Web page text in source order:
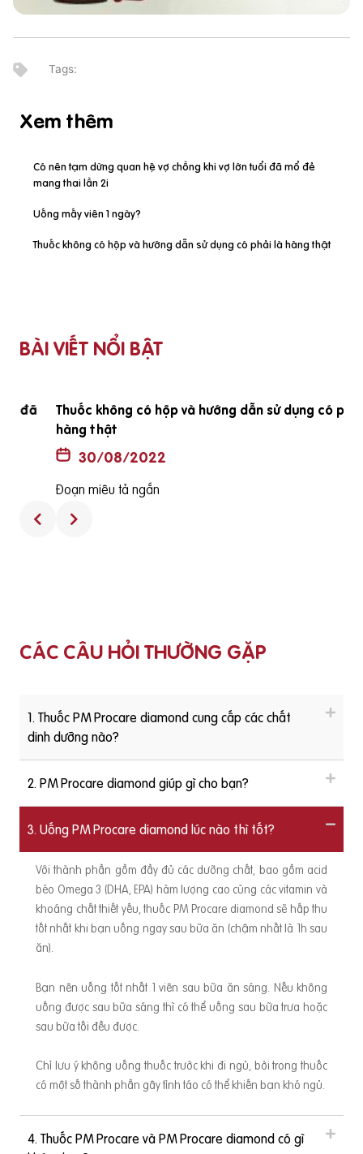
Xem thêm
Có nên tạm dừng quan hệ vợ chồng khi vợ lớn tuổi đã mổ đẻ
mang thai lần 2i
Uống mấy viên 1 ngày?
Thuốc không có hộp và hướng dẫn sử dụng có phải là hàng thật
BÀI VIẾT NỔI BẬT
Thuốc không có hộp và hướng dẫn sử dụng có phải là
hàng thật
30/08/2022
Đoạn miêu tả ngắn
CÁC CÂU HỎI THƯỜNG GẶP
1. Thuốc PM Procare diamond cung cấp các chất
dinh dưỡng nào?
2. PM Procare diamond giúp gì cho bạn?
3. Uống PM Procare diamond lúc nào thì tốt?
Với thành phần gồm đầy đủ các dưỡng chất, bao gồm acid
béo Omega 3 (DHA, EPA) hàm lượng cao cùng các vitamin và
khoáng chất thiết yếu, thuốc PM Procare diamond sẽ hấp thu
tốt nhất khi bạn uống ngay sau bữa ăn (chậm nhất là 1h sau
ăn).
Bạn nên uống tốt nhất 1 viên sau bữa ăn sáng. Nếu không
uống được sau bữa sáng thì có thể uống sau bữa trưa hoặc
sau bữa tối đều được.
Chỉ lưu ý không uống thuốc trước khi đi ngủ, bởi trong thuốc
có một số thành phần gây tỉnh táo có thể khiến bạn khó ngủ.
4. Thuốc PM Procare và PM Procare diamond có gì